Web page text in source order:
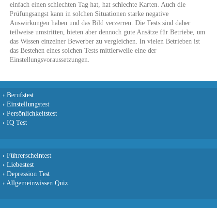
einfach einen schlechten Tag hat, hat schlechte Karten. Auch die
Prüfungsangst kann in solchen Situationen starke negative
Auswirkungen haben und das Bild verzerren. Die Tests sind daher
teilweise umstritten, bieten aber dennoch gute Ansätze für Betriebe, um
das Wissen einzelner Bewerber zu vergleichen. In vielen Betrieben ist
das Bestehen eines solchen Tests mittlerweile eine der
Einstellungsvoraussetzungen.
› Berufstest
› Einstellungstest
› Persönlichkeitstest
› IQ Test
› Führerscheintest
› Liebestest
› Depression Test
› Allgemeinwissen Quiz